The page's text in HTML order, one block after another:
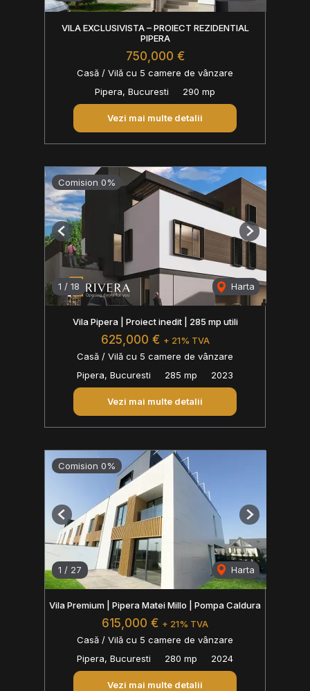
VILA EXCLUSIVISTA – PROIECT REZIDENTIAL
PIPERA
750,000 €
Casă / Vilă cu 5 camere de vânzare
Pipera, Bucuresti
290 mp
Vezi mai multe detalii
Comision 0%
1 / 18 Harta
Previous Next
Vila Pipera | Proiect inedit | 285 mp utili
625,000 € + 21% TVA
Casă / Vilă cu 5 camere de vânzare
Pipera, Bucuresti
285 mp 2023
Vezi mai multe detalii
Comision 0%
1 / 27 Harta
Previous Next
Vila Premium | Pipera Matei Millo | Pompa Caldura
615,000 € + 21% TVA
Casă / Vilă cu 5 camere de vânzare
Pipera, Bucuresti
280 mp 2024
Vezi mai multe detalii